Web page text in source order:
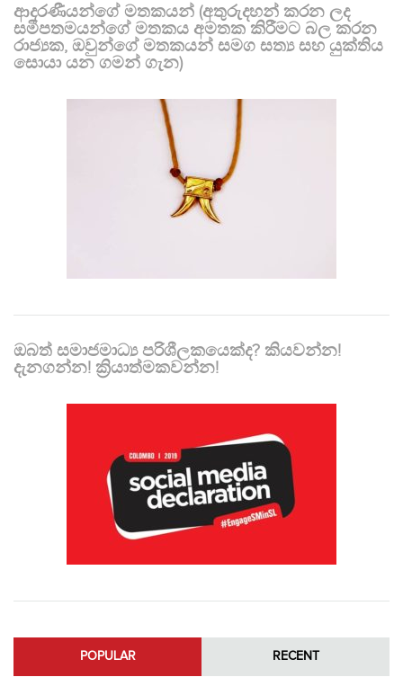
ආදරණීයන්ගේ මතකයන් (අතුරුදහන් කරන ලද
සමීපතමයන්ගේ මතකය අමතක කිරීමට බල කරන
රාජ්‍යක, ඔවුන්ගේ මතකයන් සමග සත්‍ය සහ යුක්තිය
සොයා යන ගමන් ගැන)
ඔබත් සමාජමාධ්‍ය පරිශීලකයෙක්ද? කියවන්න!
දැනගන්න! ක්‍රියාත්මකවන්න!
POPULAR RECENT